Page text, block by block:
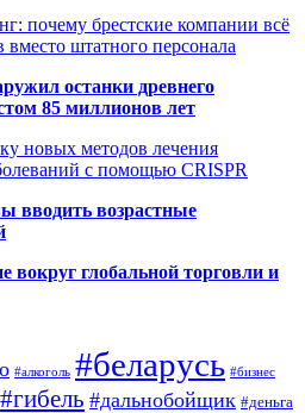
почему брестские компании всё
штатного персонала
останки древнего
85 миллионов лет
новых методов лечения
с помощью CRISPR
вводить возрастные
вокруг глобальной торговли и
#алкоголь #беларусь #бизнес
#гибель #дальнобойщик #деньга